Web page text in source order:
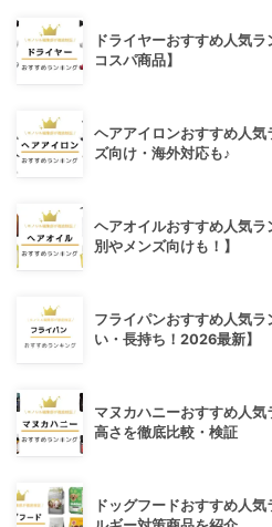
ドライヤーおすすめ人気
コスパ商品】
ヘアアイロンおすすめ人
ズ向け・海外対応も♪
ヘアオイルおすすめ人気
別やメンズ向けも！】
フライパンおすすめ人気
い・長持ち！2026最新】
マヌカハニーおすすめ人
高さを徹底比較・検証
ドッグフードおすすめ人